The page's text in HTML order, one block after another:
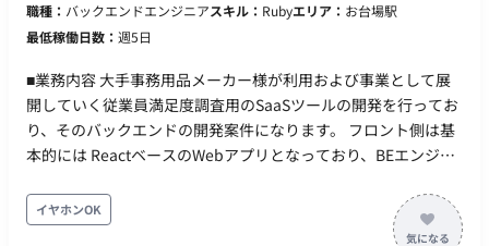
及び Docker Compose でのローカル開発可能 ● AWS ● OS:
Mac（Windowsは利用できません） ● ツール: Google
職種： バックエンドエンジニアスキル： Rubyエリア： お台場駅
最低稼働日数： 週5日
■業務内容 大手事務用品メーカー様が利用および事業として展
開していく従業員満足度調査用のSaaSツールの開発を行ってお
り、そのバックエンドの開発案件になります。 フロント側は基
本的には ReactベースのWebアプリとなっており、BEエンジニ
接のクライアントとなる開発会社様が要求定義やデザインを行
い、弊社では開発工程を担当します。 主なコミュニケーション
イヤホンOK